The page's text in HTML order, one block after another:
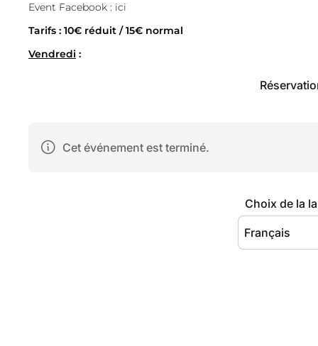
Event Facebook : ici
Tarifs : 10€ réduit / 15€ normal
Vendredi :